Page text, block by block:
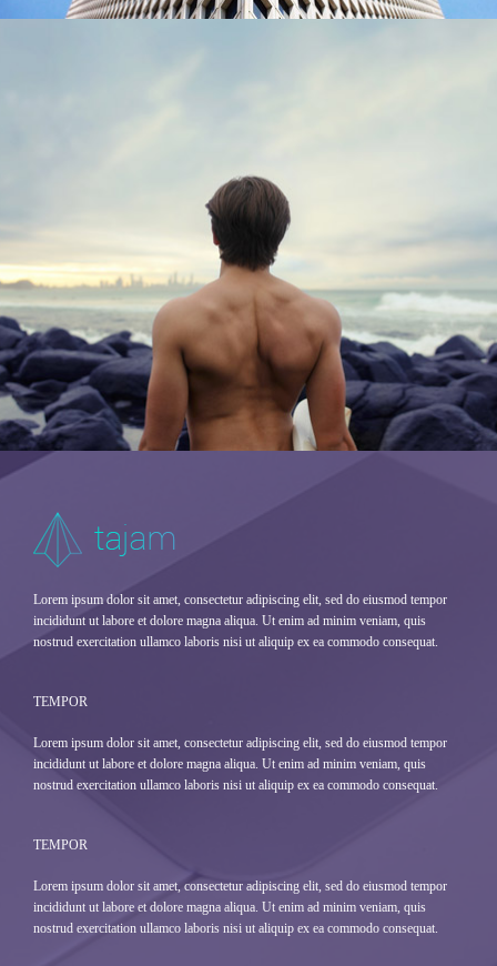
Lorem ipsum dolor sit amet, consectetur adipiscing elit, sed do eiusmod tempor
incididunt ut labore et dolore magna aliqua. Ut enim ad minim veniam, quis
nostrud exercitation ullamco laboris nisi ut aliquip ex ea commodo consequat.
TEMPOR
Lorem ipsum dolor sit amet, consectetur adipiscing elit, sed do eiusmod tempor
incididunt ut labore et dolore magna aliqua. Ut enim ad minim veniam, quis
nostrud exercitation ullamco laboris nisi ut aliquip ex ea commodo consequat.
TEMPOR
Lorem ipsum dolor sit amet, consectetur adipiscing elit, sed do eiusmod tempor
incididunt ut labore et dolore magna aliqua. Ut enim ad minim veniam, quis
nostrud exercitation ullamco laboris nisi ut aliquip ex ea commodo consequat.